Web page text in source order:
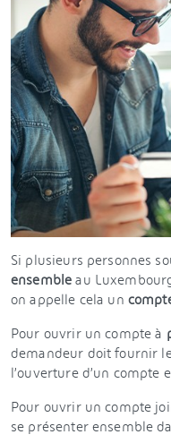
Si plusieurs personnes
ensemble au
on appelle cela un
Pour ouvrir un compte à
demandeur doit fournir
l’ouverture d’un compte
Pour ouvrir un compte
se présenter ensemble